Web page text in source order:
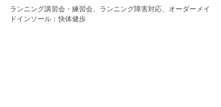
ランニング講習会・練習会、ランニング障害対応、オーダーメイ
ドインソール：快体健歩